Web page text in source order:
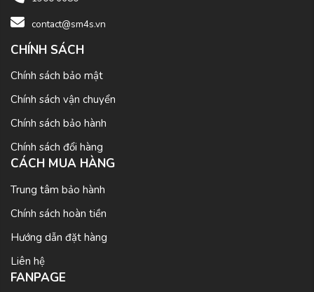
contact@sm4s.vn
CHÍNH SÁCH
Chính sách bảo mật
Chính sách vận chuyển
Chính sách bảo hành
Chính sách đổi hàng
CÁCH MUA HÀNG
Trung tâm bảo hành
Chính sách hoàn tiền
Hướng dẫn đặt hàng
Liên hệ
FANPAGE